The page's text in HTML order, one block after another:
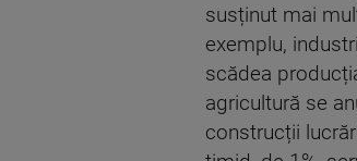
susținut mai
exemplu,
scădea
agricultură se
construcții